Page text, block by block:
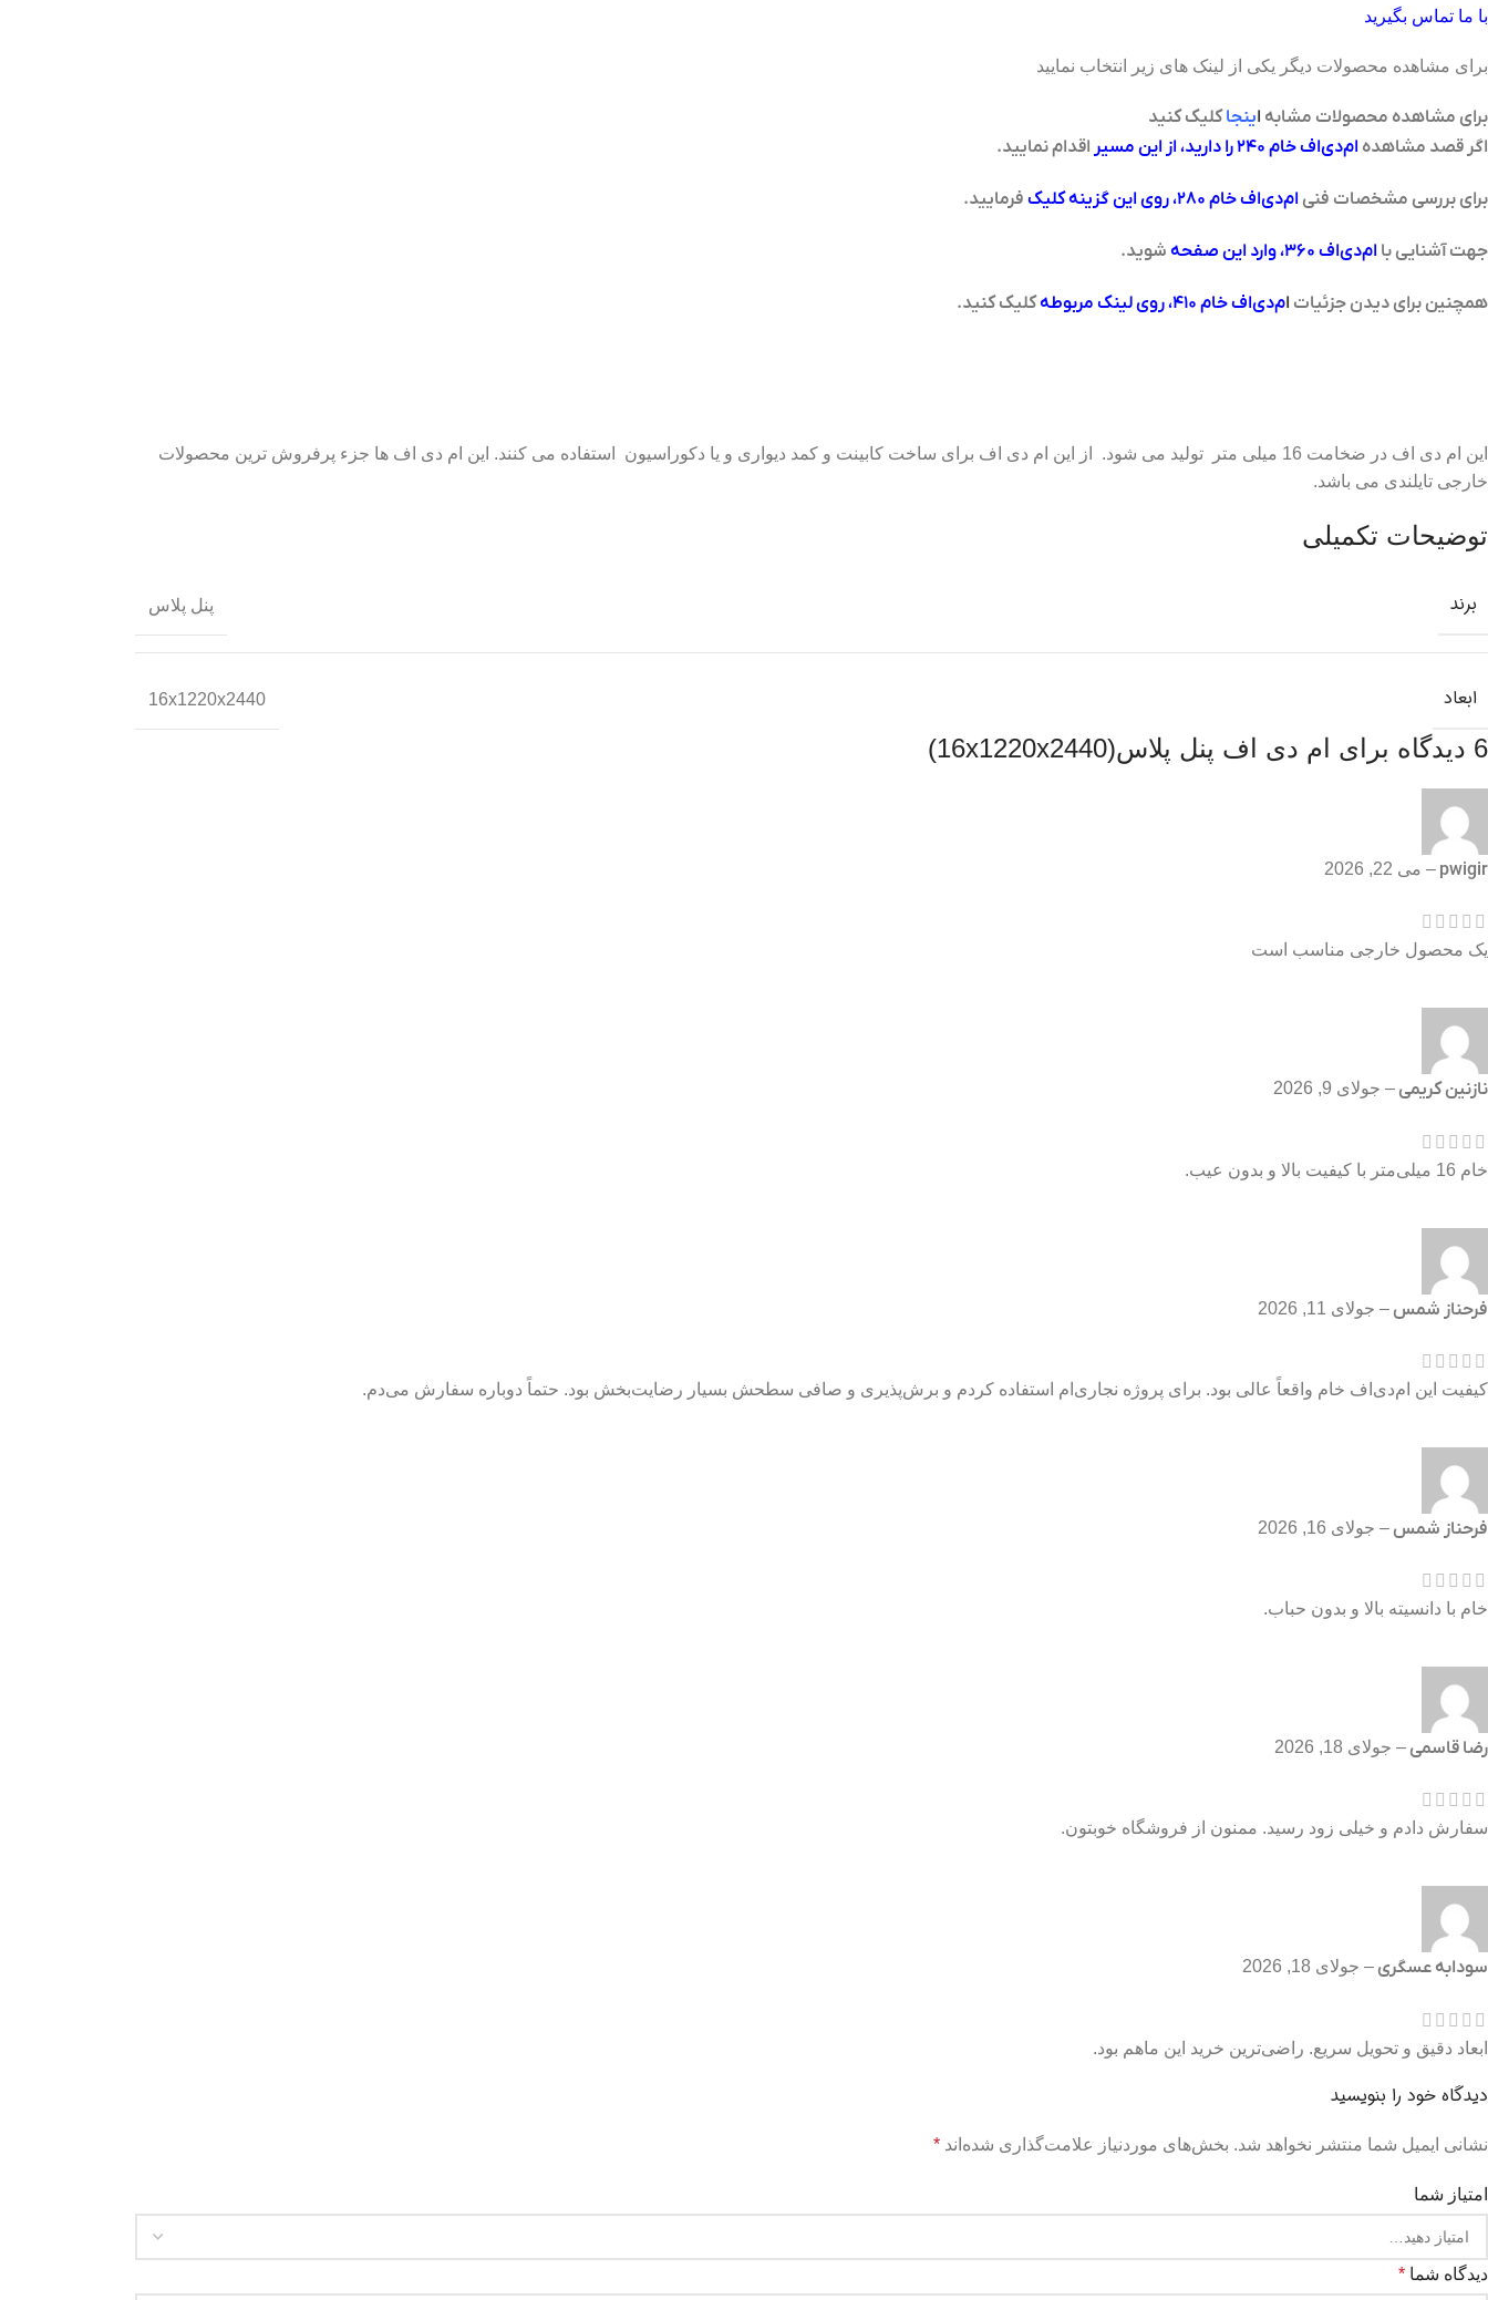
با ما تماس بگیرید
برای مشاهده محصولات دیگر یکی از لینک های زیر انتخاب نمایید
برای مشاهده محصولات مشابه اینجاکلیک کنید
اگر قصد مشاهده ام‌دی‌اف خام ۲۴۰ را دارید، از این مسیر اقدام نمایید.
برای بررسی مشخصات فنی ام‌دی‌اف خام ۲۸۰، روی این گزینه کلیک فرمایید.
جهت آشنایی با ام‌دی‌اف ۳۶۰، وارد این صفحه شوید.
همچنین برای دیدن جزئیات ام‌دی‌اف خام ۴۱۰، روی لینک مربوطه کلیک کنید.
این ام دی اف در ضخامت 16 میلی متر تولید می شود. از این ام دی اف برای ساخت کابینت و کمد دیواری و یا دکوراسیون استفاده می کنند. این ام دی اف ها جزء پرفروش ترین محصولات
خارجی تایلندی می باشد.
توضیحات تکمیلی
برند پنل پلاس
ابعاد 16x1220x2440
6 دیدگاه برای ام دی اف پنل پلاس(16x1220x2440)
pwigir
– می 22, 2026
یک محصول خارجی مناسب است
نازنین کریمی – جولای 9, 2026
خام 16 میلی‌متر با کیفیت بالا و بدون عیب.
فرحناز شمس – جولای 11, 2026
کیفیت این ام‌دی‌اف خام واقعاً عالی بود. برای پروژه نجاری‌ام استفاده کردم و برش‌پذیری و صافی سطحش بسیار رضایت‌بخش بود. حتماً دوباره سفارش می‌دم.
فرحناز شمس – جولای 16, 2026
خام با دانسیته بالا و بدون حباب.
رضا قاسمی – جولای 18, 2026
سفارش دادم و خیلی زود رسید. ممنون از فروشگاه خوبتون.
سودابه عسگری – جولای 18, 2026
ابعاد دقیق و تحویل سریع. راضی‌ترین خرید این ماهم بود.
دیدگاه خود را بنویسید
نشانی ایمیل شما منتشر نخواهد شد. بخش‌های موردنیاز علامت‌گذاری شده‌اند *
امتیاز شما
دیدگاه شما *